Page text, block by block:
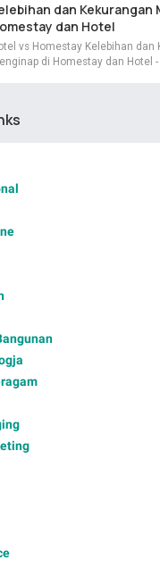
dan Kekurangan
dan Hotel
vs Homestay Kelebihan dan
di Homestay dan Hotel